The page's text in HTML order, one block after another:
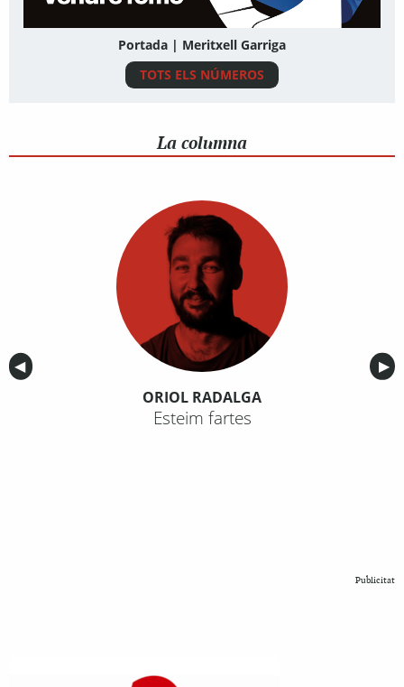
Portada | Meritxell Garriga
TOTS ELS NÚMEROS
La columna
Anterior
◀︎ ▶︎
ORIOL RADALGA
Esteim fartes
Publicitat